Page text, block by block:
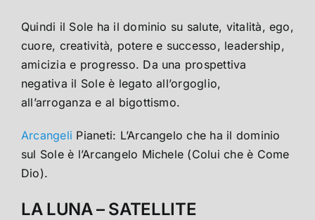
Quindi il Sole ha il dominio su salute, vitalità, ego,
cuore, creatività, potere e successo, leadership,
amicizia e progresso. Da una prospettiva
negativa il Sole è legato all’orgoglio,
all’arroganza e al bigottismo.
Arcangeli Pianeti: L’Arcangelo che ha il dominio
sul Sole è l’Arcangelo Michele (Colui che è Come
Dio).
LA LUNA – SATELLITE